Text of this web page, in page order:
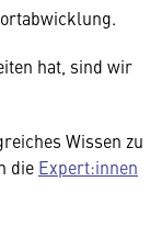
hat, sind wir
Wissen zu
die Expert:innen